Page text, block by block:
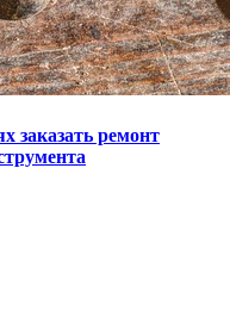
заказать ремонт